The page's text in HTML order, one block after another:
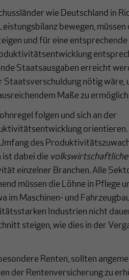
wie Deutschland in
bewegen, müssen
und für eine
Staatsausgaben erreicht
nötig wäre,
Maße zu
folgen und sich an der
des
dabei die volkswirtschaftliche
einzelner Branchen. Alle
müssen die Löhne in Pflege
im Maschinen- und
Industrien nicht
steigen, wie dies in der
Renten, sollten
der Rentenversicherung zu